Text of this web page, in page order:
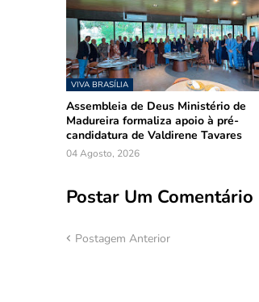
VIVA BRASÍLIA
Assembleia de Deus Ministério de
Madureira formaliza apoio à pré-
candidatura de Valdirene Tavares
04 Agosto, 2026
Postar Um Comentário
Postagem Anterior